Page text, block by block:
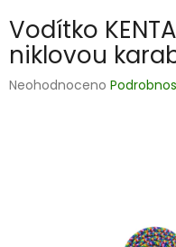
Vodítko
niklovou
Průměrné
Neohodnoceno